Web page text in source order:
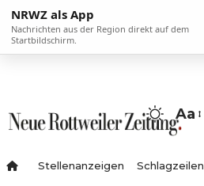
NRWZ als App
Nachrichten aus der Region direkt auf dem
Startbildschirm.
Aa
Stellenanzeigen Schlagzeilen